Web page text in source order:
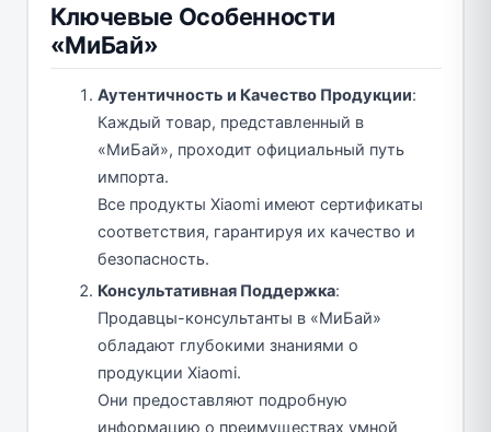
Ключевые Особенности
«МиБай»
Аутентичность и Качество Продукции:
Каждый товар, представленный в
«МиБай», проходит официальный путь
импорта.
Все продукты Xiaomi имеют сертификаты
соответствия, гарантируя их качество и
безопасность.
Консультативная Поддержка:
Продавцы-консультанты в «МиБай»
обладают глубокими знаниями о
продукции Xiaomi.
Они предоставляют подробную
информацию о преимуществах умной